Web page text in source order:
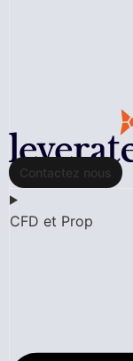
Contactez nous
CFD et Prop